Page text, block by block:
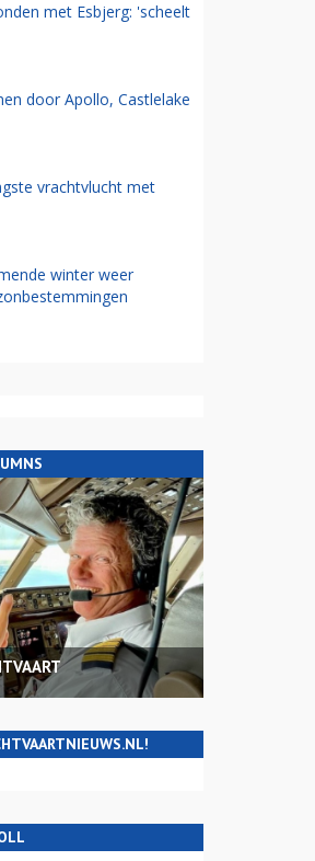
met Esbjerg: 'scheelt
door Apollo, Castlelake
vrachtvlucht met
winter weer